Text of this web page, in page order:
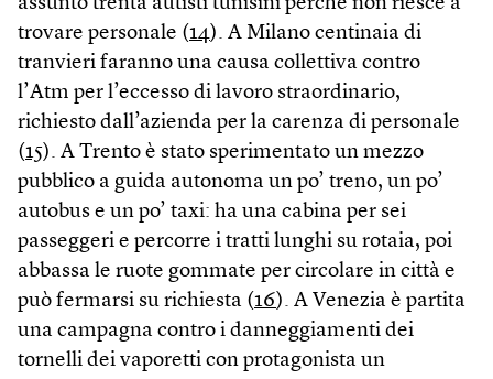
trovare personale (14). A Milano centinaia di
tranvieri faranno una causa collettiva contro
l’Atm per l’eccesso di lavoro straordinario,
richiesto dall’azienda per la carenza di personale
(15). A Trento è stato sperimentato un mezzo
pubblico a guida autonoma un po’ treno, un po’
autobus e un po’ taxi: ha una cabina per sei
passeggeri e percorre i tratti lunghi su rotaia, poi
abbassa le ruote gommate per circolare in città e
può fermarsi su richiesta (16). A Venezia è partita
una campagna contro i danneggiamenti dei
tornelli dei vaporetti con protagonista un